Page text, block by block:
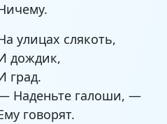
улицах слякоть,
дождик,
град.
Наденьте галоши, —
говорят.